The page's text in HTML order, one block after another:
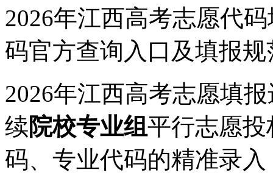
2026年江西高考志愿代
码官方查询入口及填报规
2026年江西高考志愿填
续院校专业组平行志愿
码、专业代码的精准录